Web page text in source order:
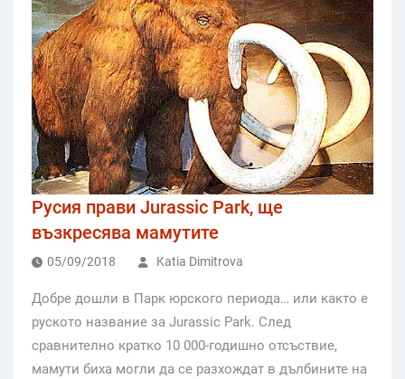
Русия прави Jurassic Park, ще
възкресява мамутите
05/09/2018 Katia Dimitrova
Добре дошли в Парк юрского периода… или както е
руското название за Jurassic Park. След
сравнително кратко 10 000-годишно отсъствие,
мамути биха могли да се разхождат в дълбините на